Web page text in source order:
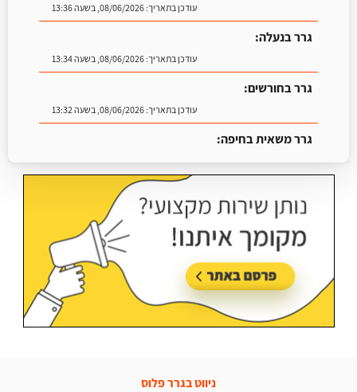
עודכן בתאריך:08/06/2026, בשעה 13:36
גרר בנעלה:
עודכן בתאריך:08/06/2026, בשעה 13:34
גרר בחורשים:
עודכן בתאריך:08/06/2026, בשעה 13:32
גרר משאית בחיפה:
עודכן בתאריך:25/06/2026, בשעה 13:25
ניווט בגרר פלוס